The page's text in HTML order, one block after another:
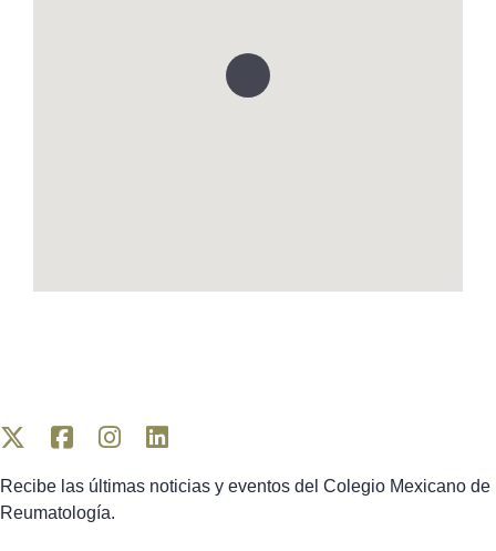
Recibe las últimas noticias y eventos del Colegio Mexicano de
Reumatología.